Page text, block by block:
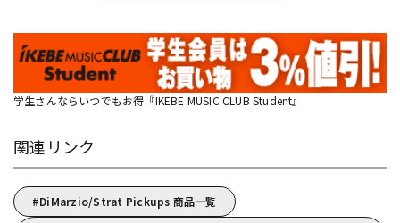
学生さんならいつでもお得『IKEBE MUSIC CLUB Student』
関連リンク
DiMarzio/Strat Pickups 商品一覧